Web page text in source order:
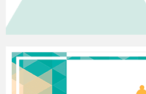
Сума 1
. Збільшуємо
Сума 3.Збільшуємо
3 крок:
Сума +